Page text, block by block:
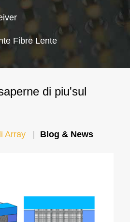
Fibre Lente
di piu'sul
Array Blog & News